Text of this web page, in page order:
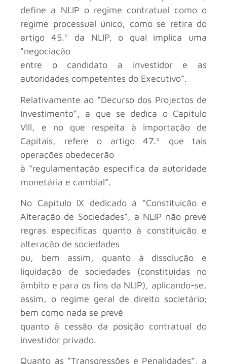
define a NLIP o regime contratual como o
regime processual único, como se retira do
artigo 45.º da NLIP, o qual implica uma
“negociação
entre o candidato a investidor e as
autoridades competentes do Executivo”.
Relativamente ao “Decurso dos Projectos de
Investimento”, a que se dedica o Capítulo
VIII, e no que respeita à Importação de
Capitais, refere o artigo 47.º que tais
operações obedecerão
à “regulamentação específica da autoridade
monetária e cambial”.
No Capítulo IX dedicado à “Constituição e
Alteração de Sociedades”, a NLIP não prevê
regras específicas quanto à constituição e
alteração de sociedades
ou, bem assim, quanto à dissolução e
liquidação de sociedades (constituídas no
âmbito e para os fins da NLIP), aplicando-se,
assim, o regime geral de direito societário;
bem como nada se prevê
quanto à cessão da posição contratual do
investidor privado.
Quanto às “Transgressões e Penalidades”, a